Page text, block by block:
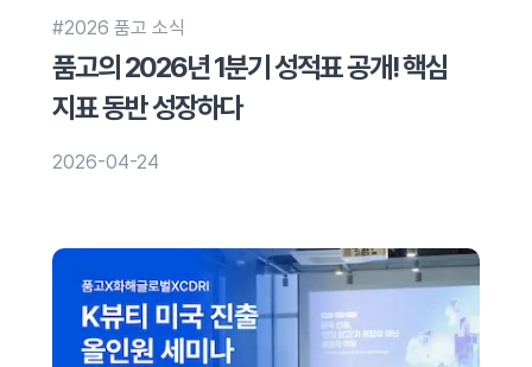
#2026 품고 소식
품고의 2026년 1분기 성적표 공개! 핵심
지표 동반 성장하다
2026-04-24